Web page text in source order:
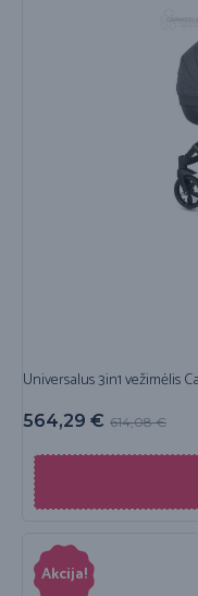
Universalus 3in1 vežimėlis
614,08€
564,29 €
Akcija!